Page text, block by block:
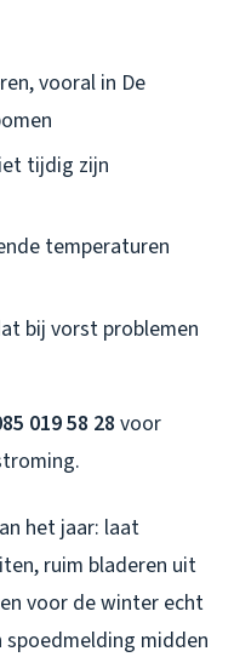
vooral in De
tijdig zijn
temperaturen
bij vorst problemen
019 58 28 voor
het jaar: laat
ruim bladeren uit
voor de winter echt
midden